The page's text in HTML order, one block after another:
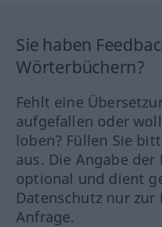
Sie haben
Wörterbüchern?
Fehlt eine
aufgefallen oder
loben? Füllen Sie
aus. Die Angabe der
optional und dient
Datenschutz nur
Anfrage.